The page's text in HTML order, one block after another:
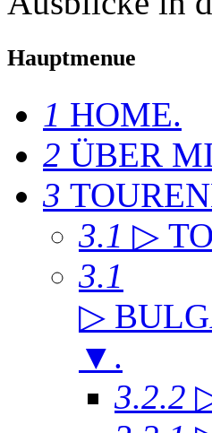
Hauptmenue
1 HOME.
2 ÜBER
3
3.1 ▷
3.1
▷
▼ .
3.2.2